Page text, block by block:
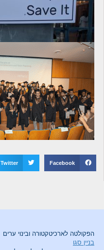
Facebook
Twitter
הפקולטה לארכיטקטורה ובינוי ערים
בניין סגו